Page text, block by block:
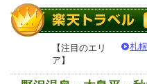
【注目のエリ
ア】
札